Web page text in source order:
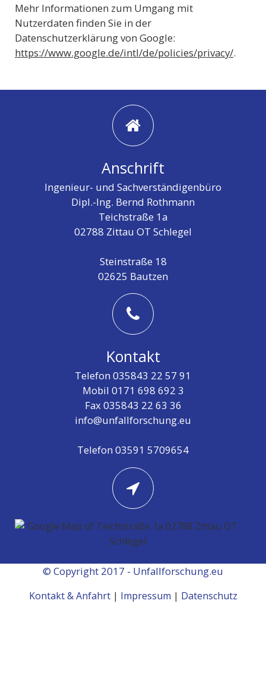
Mehr Informationen zum Umgang mit
Nutzerdaten finden Sie in der
Datenschutzerklärung von Google:
https://www.google.de/intl/de/policies/privacy/.
Anschrift
Ingenieur- und Sachverständigenbüro
Dipl.-Ing. Bernd Rothmann
Teichstraße 1a
02788 Zittau OT Schlegel
Steinstraße 18
02625 Bautzen
Kontakt
Telefon 035843 22 57 91
Mobil 0171 698 692 3
Fax 035843 22 63 36
info@unfallforschung.eu
Telefon 03591 5709654
© Copyright 2017 - Unfallforschung.eu
Kontakt & Anfahrt Impressum Datenschutz